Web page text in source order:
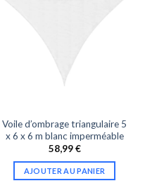
Voile d’ombrage triangulaire 5
x 6 x 6 m blanc imperméable
58,99€
AJOUTER AU PANIER